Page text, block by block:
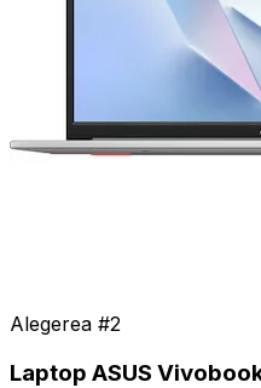
Alegerea #2
Laptop ASUS